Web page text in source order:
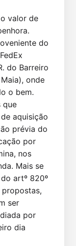
valor de
do
do Barreiro
onde
o bem.
que
aquisição
prévia do
por
nos
Mais se
artº 820º
ser
por
dia